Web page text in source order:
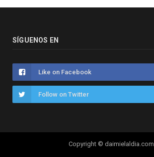
SÍGUENOS EN
Like on Facebook
Follow on Twitter
Copyright © daimielaldia.com